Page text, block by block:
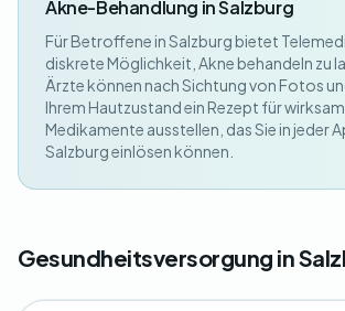
Akne-Behandlung in Salzburg
Für Betroffene in Salzburg bietet
diskrete Möglichkeit, Akne behandeln zu
Ärzte können nach Sichtung von Fotos
Ihrem Hautzustand ein Rezept für
Medikamente ausstellen, das Sie in jeder
Salzburg einlösen können.
Gesundheitsversorgung in